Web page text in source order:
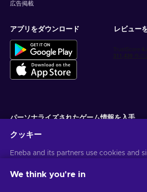
広告掲載
アプリをダウンロード レビュー
パーソナライズされたゲーム情報を入手
配信停止はいつでも可能です。詳しくは個人情報
クッキー
Eneba and its partners use cookies and
website. We use this information to
We think you're in